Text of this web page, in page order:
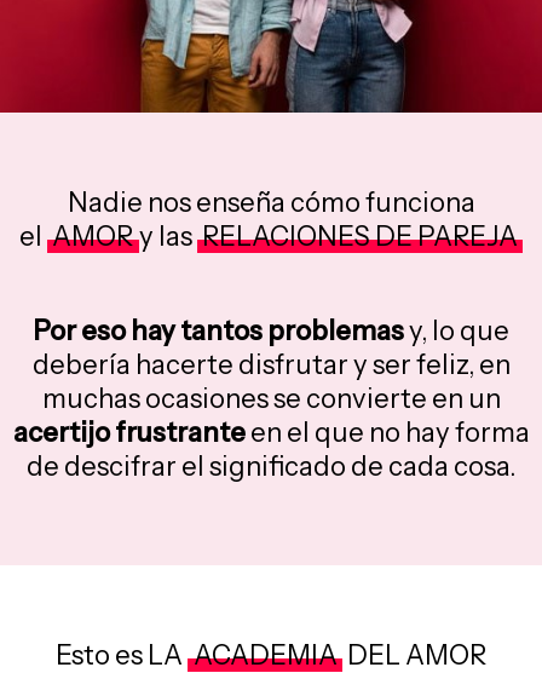
Nadie nos enseña cómo funciona
el AMORy las RELACIONES DE PAREJA
Por eso hay tantos problemasy, lo que
debería hacerte disfrutar y ser feliz, en
muchas ocasiones se convierte en un
acertijo frustranteen el que no hay forma
de descifrar el significado de cada cosa.
Esto es LAACADEMIADEL AMOR